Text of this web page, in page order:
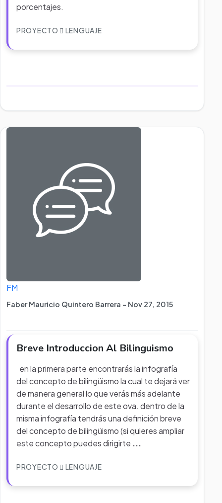
porcentajes.
PROYECTO LENGUAJE
FM
Faber Mauricio Quintero Barrera - Nov 27, 2015
Breve Introduccion Al Bilinguismo
en la primera parte encontrarás la infografía
del concepto de bilingüismo la cual te dejará ver
de manera general lo que verás más adelante
durante el desarrollo de este ova. dentro de la
misma infografía tendrás una definición breve
del concepto de bilingüismo (si quieres ampliar
este concepto puedes dirigirte ...
PROYECTO LENGUAJE